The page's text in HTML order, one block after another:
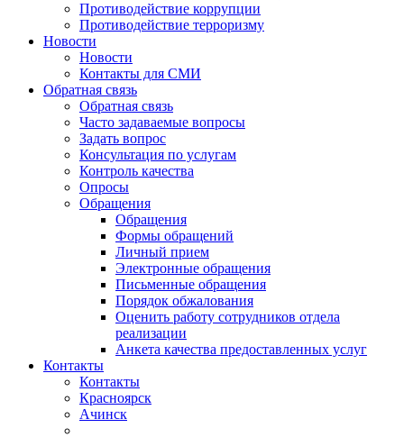
Противодействие коррупции
Противодействие терроризму
Новости
Новости
Контакты для СМИ
Обратная связь
Обратная связь
Часто задаваемые вопросы
Задать вопрос
Консультация по услугам
Контроль качества
Опросы
Обращения
Обращения
Формы обращений
Личный прием
Электронные обращения
Письменные обращения
Порядок обжалования
Оценить работу сотрудников отдела
реализации
Анкета качества предоставленных услуг
Контакты
Контакты
Красноярск
Ачинск